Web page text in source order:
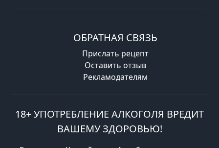
ОБРАТНАЯ СВЯЗЬ
Прислать рецепт
Оставить отзыв
Рекламодателям
18+ УПОТРЕБЛЕНИЕ АЛКОГОЛЯ ВРЕДИТ
ВАШЕМУ ЗДОРОВЬЮ!